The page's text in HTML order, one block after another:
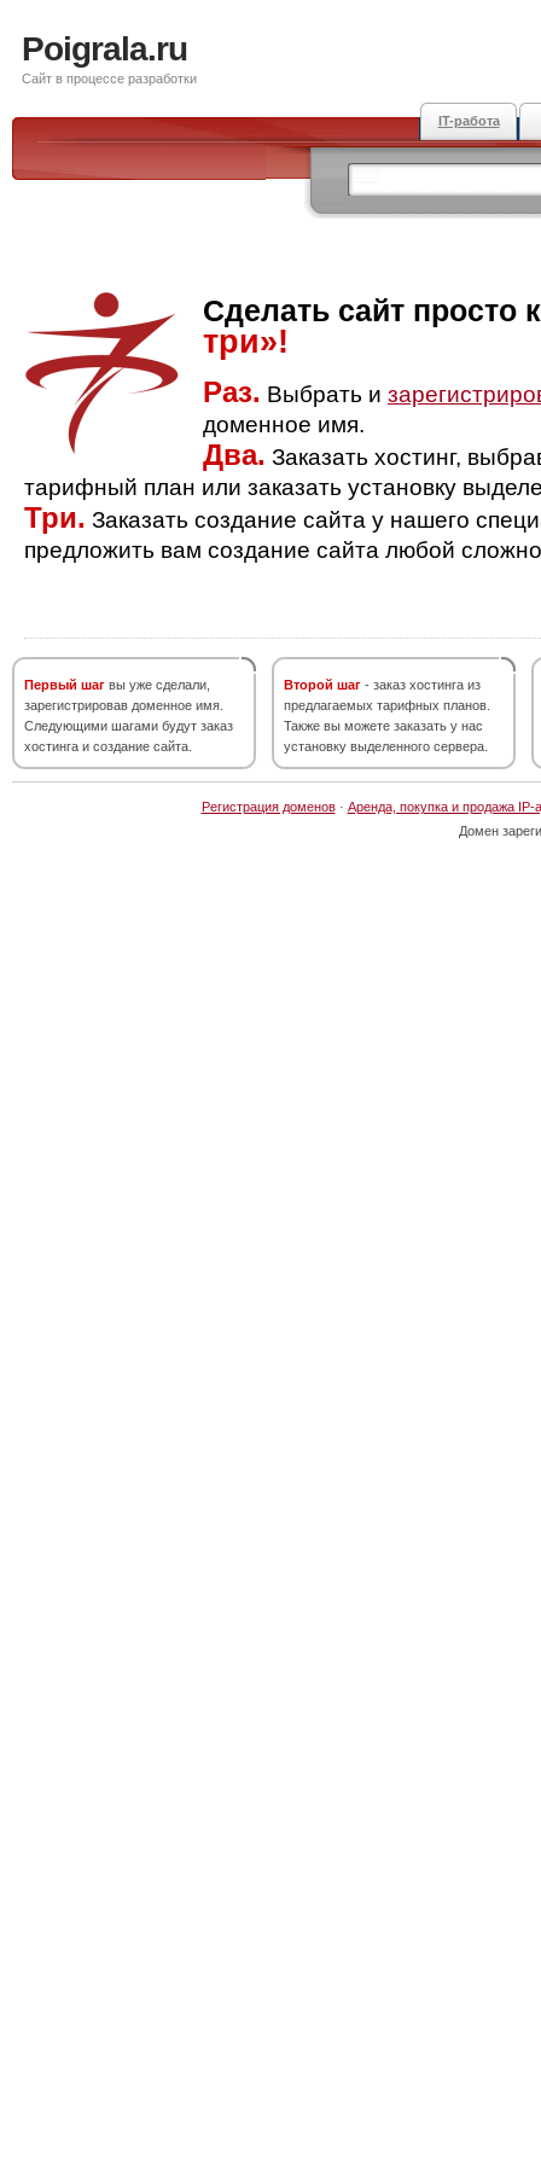
Poigrala.ru
Сайт в процессе разработки
IT-работа
Сделать сайт просто
три»!
Раз. Выбрать и
доменное имя.
Два. Заказать хостинг,
тарифный план или заказать установку
Три. Заказать создание сайта у нашего
предложить вам создание сайта любой
Первый шаг вы уже сделали,
зарегистрировав доменное имя.
Следующими шагами будут заказ
хостинга и создание сайта.
Второй шаг - заказ хостинга из
предлагаемых тарифных планов.
Также вы можете заказать у нас
установку выделенного сервера.
Регистрация доменов· Аренда, покупка и продажа IP-
Домен